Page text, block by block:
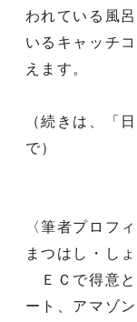
われている風
いるキャッチ
えます。
（続きは、「
で）
〈筆者プロフィ
まつはし・し
ＥＣで得意と
ート、アマゾ